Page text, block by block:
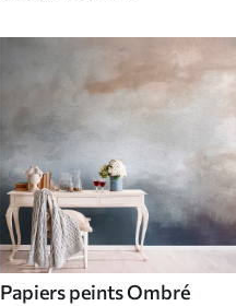
Papiers peints Ombré